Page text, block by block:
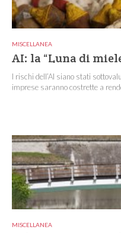
MISCELLANEA
AI: la “Luna di
I rischi dell’AI siano stati
imprese saranno costrette a
MISCELLANEA